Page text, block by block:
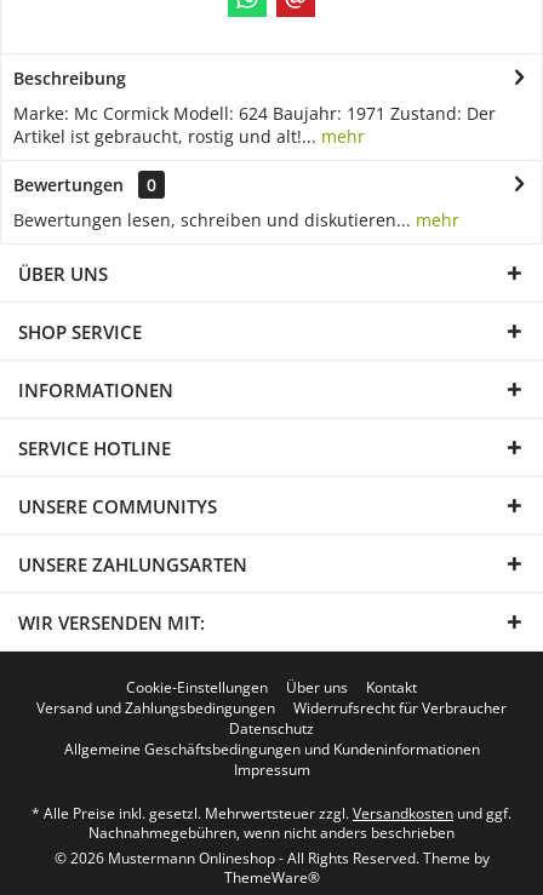
Beschreibung
Marke: Mc Cormick Modell: 624 Baujahr: 1971 Zustand: Der
Artikel ist gebraucht, rostig und alt!... mehr
Bewertungen
0
Bewertungen lesen, schreiben und diskutieren... mehr
ÜBER UNS
SHOP SERVICE
INFORMATIONEN
SERVICE HOTLINE
UNSERE COMMUNITYS
UNSERE ZAHLUNGSARTEN
WIR VERSENDEN MIT:
Cookie-Einstellungen Über uns
Kontakt
Versand und Zahlungsbedingungen
Widerrufsrecht für Verbraucher
Datenschutz
Allgemeine Geschäftsbedingungen und Kundeninformationen
Impressum
* Alle Preise inkl. gesetzl. Mehrwertsteuer zzgl.Versandkosten und ggf.
Nachnahmegebühren, wenn nicht anders beschrieben
© 2026 Mustermann Onlineshop - All Rights Reserved. Theme by
ThemeWare®